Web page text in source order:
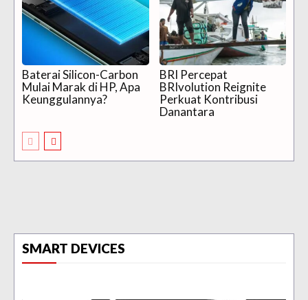
Baterai Silicon-Carbon
Mulai Marak di HP, Apa
Keunggulannya?
BRI Percepat
BRIvolution Reignite
Perkuat Kontribusi
Danantara
SMART DEVICES